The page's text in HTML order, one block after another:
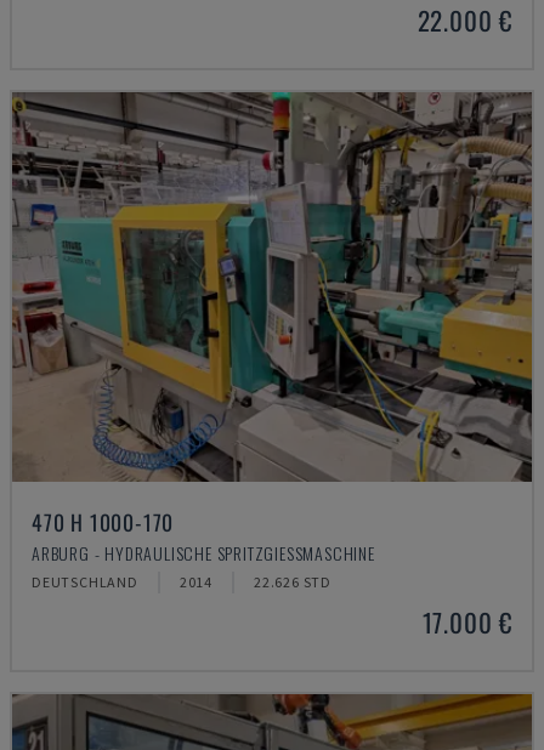
22.000 €
470 H 1000-170
ARBURG - HYDRAULISCHE SPRITZGIESSMASCHINE
DEUTSCHLAND 2014 22.626 STD
17.000 €